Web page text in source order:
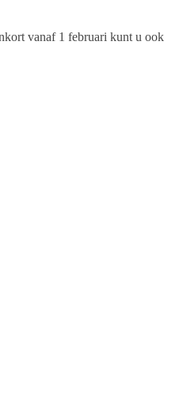
vanaf 1 februari kunt u ook